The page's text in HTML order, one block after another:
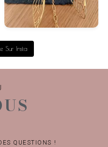
Sur Insta
QUESTIONS !